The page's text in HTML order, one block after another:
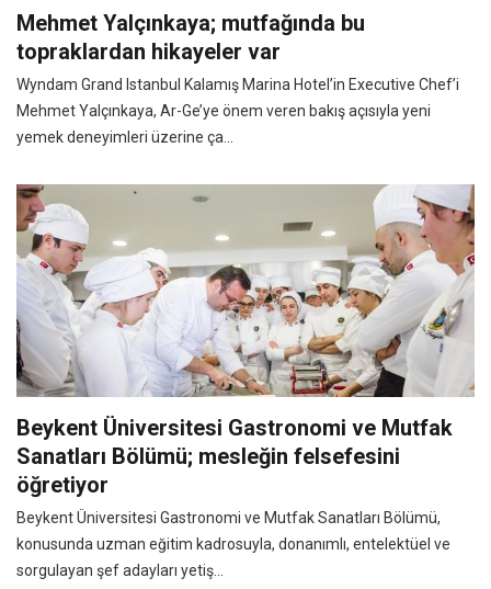
Mehmet Yalçınkaya; mutfağında bu
topraklardan hikayeler var
Wyndam Grand Istanbul Kalamış Marina Hotel’in Executive Chef’i
Mehmet Yalçınkaya, Ar-Ge’ye önem veren bakış açısıyla yeni
yemek deneyimleri üzerine ça...
Beykent Üniversitesi Gastronomi ve Mutfak
Sanatları Bölümü; mesleğin felsefesini
öğretiyor
Beykent Üniversitesi Gastronomi ve Mutfak Sanatları Bölümü,
konusunda uzman eğitim kadrosuyla, donanımlı, entelektüel ve
sorgulayan şef adayları yetiş...